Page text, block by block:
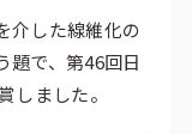
介した線維化の
題で、第46回日
しました。